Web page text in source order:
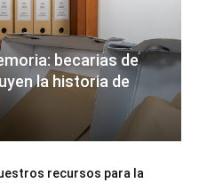
becarias de
la historia de
recursos para la